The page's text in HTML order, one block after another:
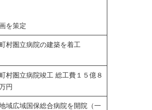
を策定
村圏立病院の建築を着工
村圏立病院竣工 総工費１５億８
円
域広域国保総合病院を開院（一